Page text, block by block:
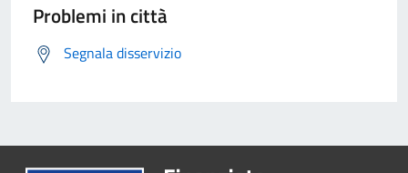
Problemi in città
Segnala disservizio